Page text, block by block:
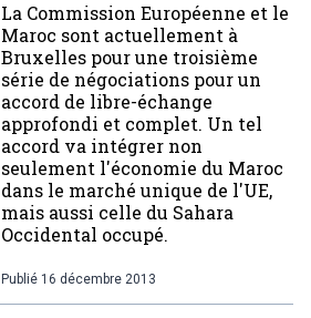
La Commission Européenne et le
Maroc sont actuellement à
Bruxelles pour une troisième
série de négociations pour un
accord de libre-échange
approfondi et complet. Un tel
accord va intégrer non
seulement l'économie du Maroc
dans le marché unique de l'UE,
mais aussi celle du Sahara
Occidental occupé.
Publié 16 décembre 2013